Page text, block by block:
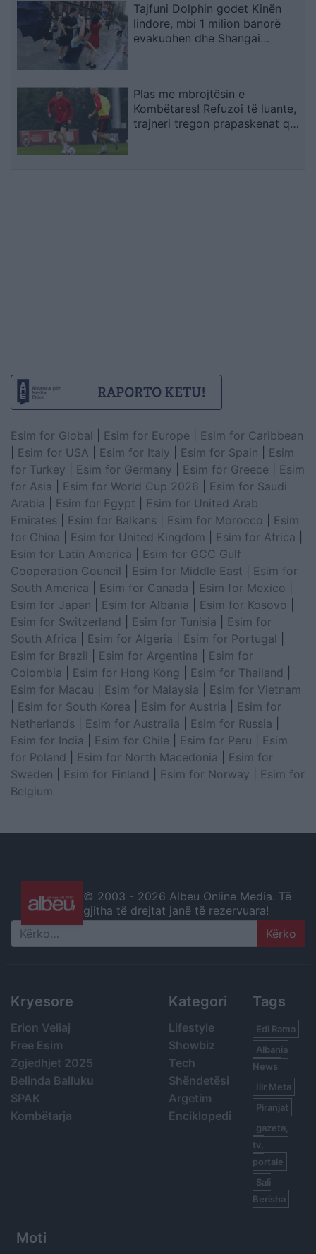
Tajfuni Dolphin godet Kinën
lindore, mbi 1 milion banorë
evakuohen dhe Shangai
Plas me mbrojtësin e
Kombëtares! Refuzoi të luante,
trajneri tregon prapaskenat që
Esim for Global Esim for Europe
Esim for Caribbean
Esim for USA Esim for Italy Esim for Spain
Esim
for Turkey
Esim for Germany Esim for Greece
Esim
for Asia
Esim for World Cup 2026
Esim for Saudi
Arabia
Esim for Egypt
Esim for United Arab
Emirates
Esim for Balkans Esim for Morocco
Esim
for China
Esim for United Kingdom Esim for Africa
Esim for Latin America
Esim for GCC Gulf
Cooperation Council
Esim for Middle East
Esim for
South America
Esim for Canada Esim for Mexico
Esim for Japan
Esim for Albania Esim for Kosovo
Esim for Switzerland
Esim for Tunisia
Esim for
South Africa
Esim for Algeria Esim for Portugal
Esim for Brazil
Esim for Argentina
Esim for
Colombia
Esim for Hong Kong Esim for Thailand
Esim for Macau
Esim for Malaysia
Esim for Vietnam
Esim for South Korea Esim for Austria
Esim for
Netherlands
Esim for Australia Esim for Russia
Esim for India
Esim for Chile Esim for Peru
Esim
for Poland
Esim for North Macedonia
Esim for
Sweden
Esim for Finland Esim for Norway
Esim for
Belgium
© 2003 - 2026 Albeu Online Media. Të
gjitha të drejtat janë të rezervuara!
Search
Kryesore
Erion Veliaj
Free Esim
Zgjedhjet 2025
Belinda Balluku
SPAK
Kombëtarja
Kategori
Lifestyle
Showbiz
Tech
Shëndetësi
Argetim
Enciklopedi
Tags
Edi Rama
Albania
News
Ilir Meta
Piranjat
gazeta,
tv,
portale
Sali
Berisha
Moti